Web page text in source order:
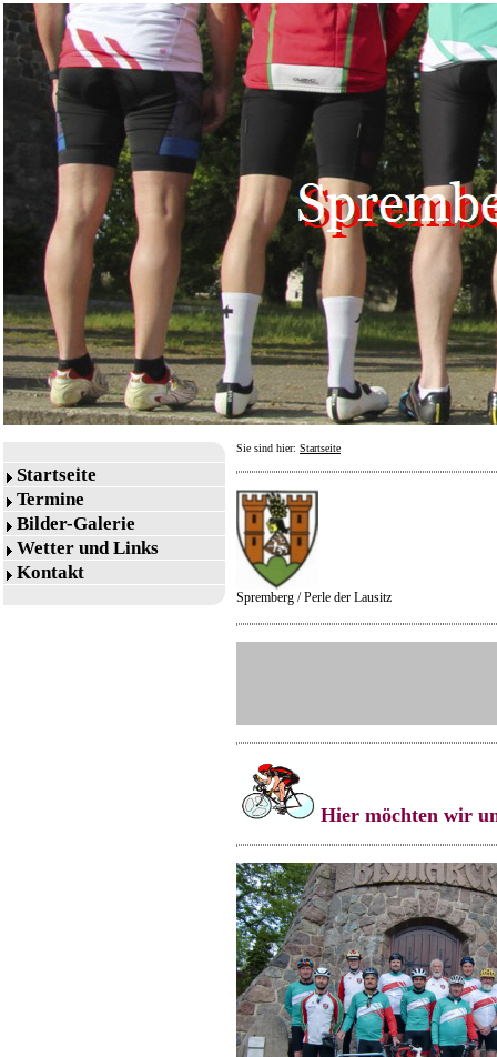
Startseite
Termine
Bilder-Galerie
Wetter und Links
Kontakt
Sie sind hier: Startseite
Spremberg / Perle der Lausitz
Hier möchten wir